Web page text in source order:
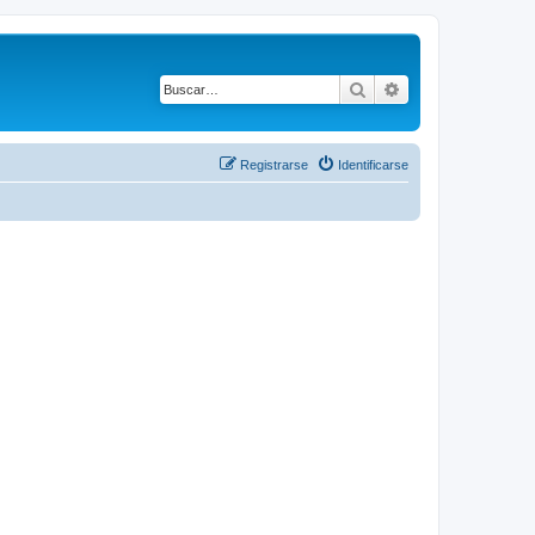
Buscar
Identificarse
Registrarse